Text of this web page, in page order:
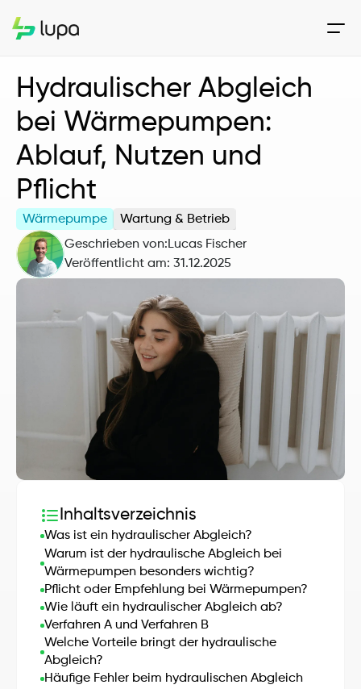
Hydraulischer Abgleich
bei Wärmepumpen:
Ablauf, Nutzen und
Pflicht
Geschrieben von:Lucas Fischer
Veröffentlicht am: 31.12.2025
Wärmepumpe Wartung & Betrieb
Inhaltsverzeichnis
Was ist ein hydraulischer Abgleich?
Warum ist der hydraulische Abgleich bei
Wärmepumpen besonders wichtig?
Pflicht oder Empfehlung bei Wärmepumpen?
Wie läuft ein hydraulischer Abgleich ab?
Verfahren A und Verfahren B
Welche Vorteile bringt der hydraulische
Abgleich?
Häufige Fehler beim hydraulischen Abgleich